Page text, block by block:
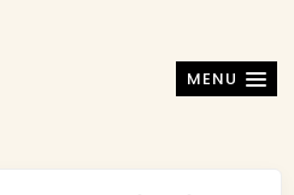
MENU